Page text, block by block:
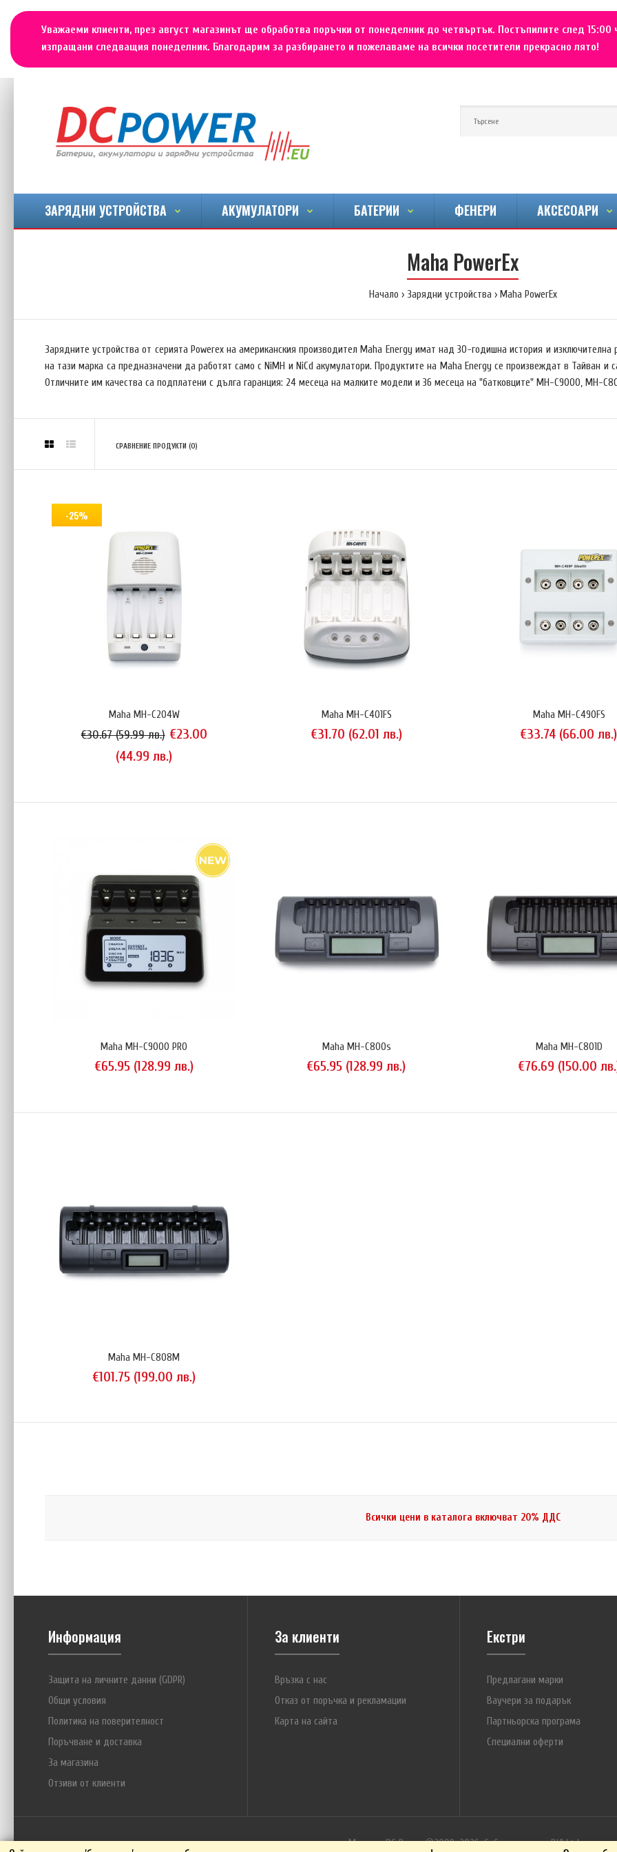
Уважаеми клиенти, през август магазинът ще обработва поръчки от понеделник до четвъртък. Постъпилите след
изпращани следващия понеделник. Благодарим за разбирането и пожелаваме на всички посетители прекрасно лято!
ЗАРЯДНИ УСТРОЙСТВА АКУМУЛАТОРИ БАТЕРИИ ФЕНЕРИ АКСЕСОАРИ
Maha PowerEx
Начало Зарядни устройства Maha PowerEx
Зарядните устройства от серията Powerex на американския производител Maha Energy имат над 30-годишна история и
на тази марка са предназначени да работят само с NiMH и NiCd акумулатори. Продуктите на Maha Energy се произвеждат в Тайван и
Отличните им качества са подплатени с дълга гаранция: 24 месеца на малките модели и 36 месеца на "батковците" MH-C9000, MH-
СРАВНЕНИЕ ПРОДУКТИ (0)
-25%
Maha MH-C204W
€30.67 (59.99 лв.)
€23.00
(44.99 лв.)
ТРАЙНО
близо 15 години
модела MH-
зареждане от
трайно цената
€31.70 (62.01 лв.)
Maha MH-
€33.74 (66.00 лв.)
PowerEx MH-
NiMH (6HR61)
charge) с ток 5
-25%
Maha MH-C204W
€30.67 (59.99 лв.) €23.00
(44.99 лв.)
Maha MH-C401FS
€31.70 (62.01 лв.)
Maha MH-C490FS
€33.74 (66.00 лв.)
Maha MH-C9000 PRO
€65.95 (128.99 лв.)
Maha MH-C800s
€65.95 (128.99 лв.)
Maha MH-C801D
€76.69 (150.00
Maha MH-C808M
€101.75 (199.00 лв.)
Всички цени в каталога включват 20% ДДС
Информация
Защита на личните данни (GDPR)
Общи условия
Политика на поверителност
Поръчване и доставка
За магазина
Отзиви от клиенти
За клиенти
Връзка с нас
Отказ от поръчка и рекламации
Карта на сайта
Екстри
Предлагани марки
Ваучери за подарък
Партньорска програма
Специални оферти
Магазин DC Power ©2009-2026. Собственост наBVI Ltd.